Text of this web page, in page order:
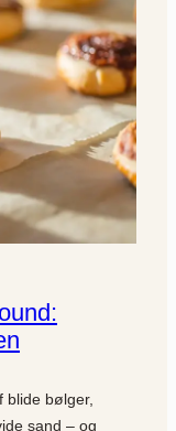
blide bølger,
sand – og